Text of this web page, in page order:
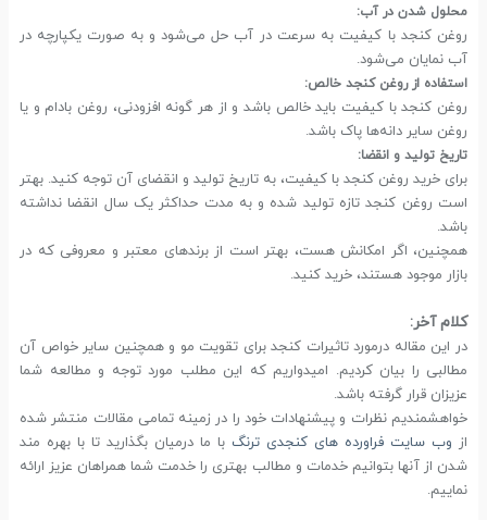
محلول شدن در آب:
روغن کنجد با کیفیت به سرعت در آب حل می‌شود و به صورت یکپارچه در
آب نمایان می‌شود.
استفاده از روغن کنجد خالص:
روغن کنجد با کیفیت باید خالص باشد و از هر گونه افزودنی، روغن بادام و یا
روغن سایر دانه‌ها پاک باشد.
تاریخ تولید و انقضا:
برای خرید روغن کنجد با کیفیت، به تاریخ تولید و انقضای آن توجه کنید. بهتر
است روغن کنجد تازه تولید شده و به مدت حداکثر یک سال انقضا نداشته
باشد.
همچنین، اگر امکانش هست، بهتر است از برندهای معتبر و معروفی که در
بازار موجود هستند، خرید کنید.
کلام آخر:
در این مقاله درمورد تاثیرات کنجد برای تقویت مو و همچنین سایر خواص آن
مطالبی را بیان کردیم. امیدواریم که این مطلب مورد توجه و مطالعه شما
عزیزان قرار گرفته باشد.
خواهشمندیم نظرات و پیشنهادات خود را در زمینه تمامی مقالات منتشر شده
از وب سایت فراورده های کنجدی ترنگ با ما درمیان بگذارید تا با بهره مند
شدن از آنها بتوانیم خدمات و مطالب بهتری را خدمت شما همراهان عزیز ارائه
نماییم.